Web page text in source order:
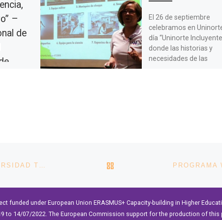
–
de
El 26 de septiembre
celebramos en
día “Uninorte
donde las historias y
necesidades de las
VOLVER A LA LISTA DE
funded under European Union ERASMUS+ Capacity-building in Higher
to 14/07/2022. The European Commission support for the production of